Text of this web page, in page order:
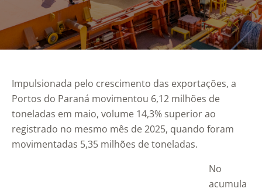
Impulsionada pelo crescimento das exportações, a
Portos do Paraná movimentou 6,12 milhões de
toneladas em maio, volume 14,3% superior ao
registrado no mesmo mês de 2025, quando foram
movimentadas 5,35 milhões de toneladas.
No
acumula